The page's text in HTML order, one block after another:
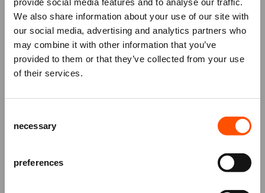
We also share information about your use of our site with
our social media, advertising and analytics partners who
may combine it with other information that you’ve
provided to them or that they’ve collected from your use
of their services.
Selection
necessary
preferences
Dit is het moment waarop een band een vaste plek
verdient in het theater.
Wie er was, weet genoeg. Wie het miste, krijgt een
tweede kans!Mis niks
en speciale aanbiedingen!